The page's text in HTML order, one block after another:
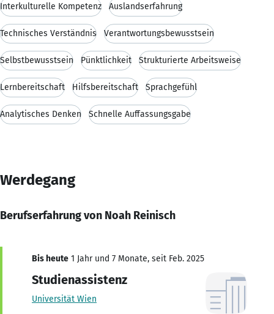
Interkulturelle Kompetenz Auslandserfahrung
Technisches Verständnis Verantwortungsbewusstsein
Selbstbewusstsein Pünktlichkeit Strukturierte Arbeitsweise
Lernbereitschaft Hilfsbereitschaft Sprachgefühl
Analytisches Denken Schnelle Auffassungsgabe
Werdegang
Berufserfahrung von Noah Reinisch
Bis heute 1 Jahr und 7 Monate, seit Feb. 2025
Studienassistenz
Universität Wien